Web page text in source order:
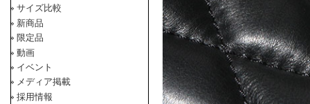
サイズ比較
新商品
限定品
動画
イベント
メディア掲載
採用情報